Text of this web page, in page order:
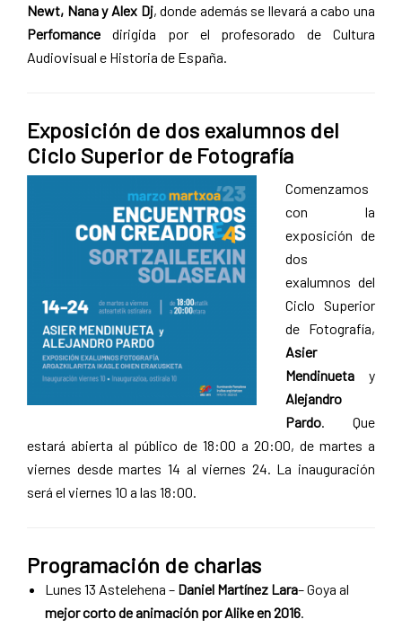
Newt, Nana y Alex Dj, donde además se llevará a cabo una
Perfomance dirigida por el profesorado de Cultura
Audiovisual e Historia de España.
Exposición de dos exalumnos del
Ciclo Superior de Fotografía
Comenzamos
con la
exposición de
dos
exalumnos del
Ciclo Superior
de Fotografía,
Asier
Mendinueta y
Alejandro
Pardo . Que
estará abierta al público de 18:00 a 20:00, de martes a
viernes desde martes 14 al viernes 24. La inauguración
será el viernes 10 a las 18:00.
Programación de charlas
Lunes 13 Astelehena – Daniel Martínez Lara– Goya al
mejor corto de animación por Alike en 2016